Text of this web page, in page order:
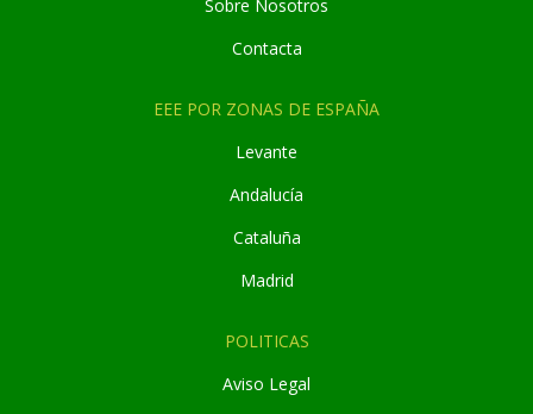
Sobre Nosotros
Contacta
EEE POR ZONAS DE ESPAÑA
Levante
Andalucía
Cataluña
Madrid
POLITICAS
Aviso Legal